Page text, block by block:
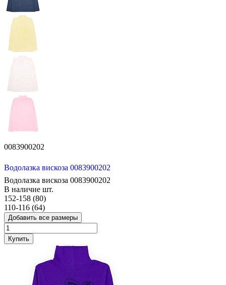
0083900202
Водолазка вискоза 0083900202
Водолазка вискоза 0083900202
В наличие шт.
152-158 (80)
110-116 (64)
Добавить все размеры
Купить